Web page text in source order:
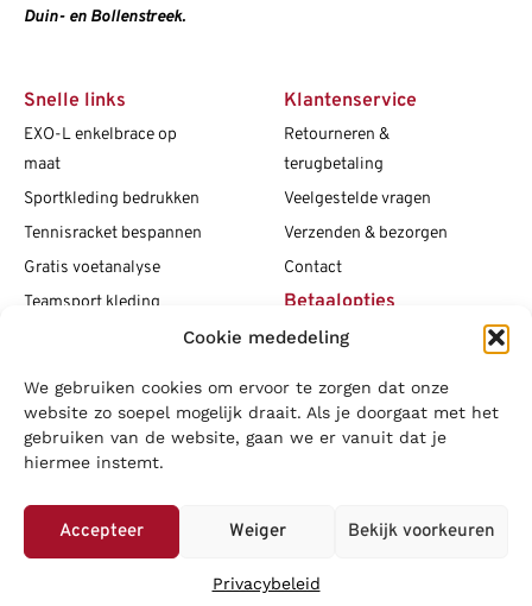
Cookie mededeling
We gebruiken cookies om ervoor te zorgen dat onze
website zo soepel mogelijk draait. Als je doorgaat met het
gebruiken van de website, gaan we er vanuit dat je
hiermee instemt.
Accepteer Weiger Bekijk voorkeuren
Privacybeleid
Duin- en Bollenstreek.
Snelle links
EXO-L enkelbrace op
maat
Sportkleding bedrukken
Tennisracket bespannen
Gratis voetanalyse
Teamsport kleding
Vacatures
Blogs
Klantenservice
Retourneren &
terugbetaling
Veelgestelde vragen
Verzenden & bezorgen
Contact
Betaalopties
Social media
LOWA|Adidas| Mizuno
Superfeet